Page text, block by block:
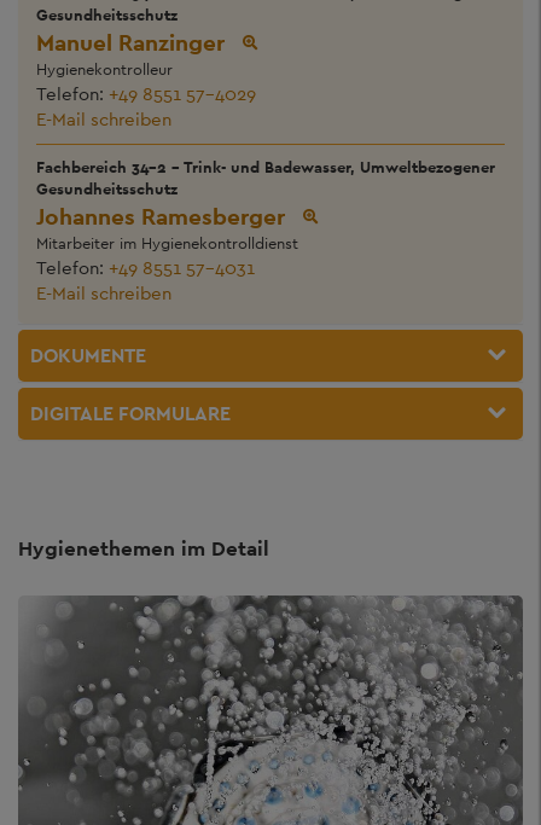
Gesundheitsschutz
Manuel Ranzinger
Hygienekontrolleur
Telefon: +49 8551 57-4029
E-Mail schreiben
Fachbereich 34-2 - Trink- und Badewasser, Umweltbezogener
Gesundheitsschutz
Johannes Ramesberger
Mitarbeiter im Hygienekontrolldienst
Telefon: +49 8551 57-4031
E-Mail schreiben
DOKUMENTE
DIGITALE FORMULARE
Hygienethemen im Detail